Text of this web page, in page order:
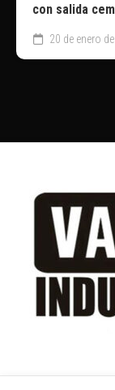
con salida
20 de enero